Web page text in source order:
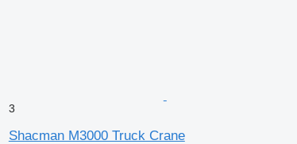
3
Shacman M3000 Truck Crane